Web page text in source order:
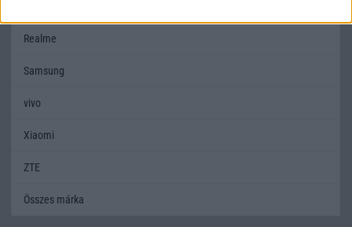
Realme
Samsung
vivo
Xiaomi
ZTE
Összes márka